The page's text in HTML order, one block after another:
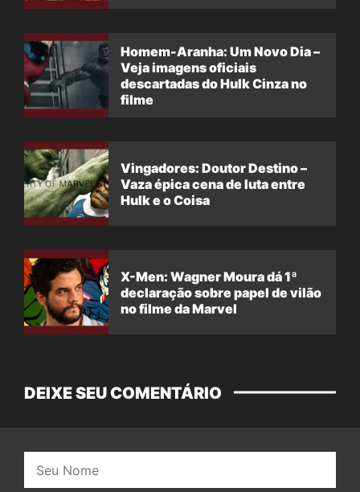
Homem-Aranha: Um Novo Dia –
Veja imagens oficiais
descartadas do Hulk Cinza no
filme
Vingadores: Doutor Destino –
Vaza épica cena de luta entre
Hulk e o Coisa
X-Men: Wagner Moura dá 1ª
declaração sobre papel de vilão
no filme da Marvel
DEIXE SEU COMENTÁRIO